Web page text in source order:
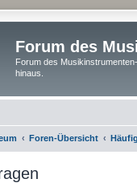
Forum des
Forum des
hinaus.
Foren-Übersicht